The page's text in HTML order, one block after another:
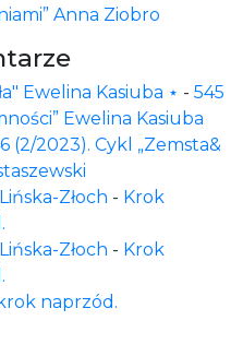
Anna Ziobro
Ewelina Kasiuba ⋆ - 545
Ewelina Kasiuba
(2/2023). Cykl „Zemsta&
Złoch - Krok
Złoch - Krok
naprzód.